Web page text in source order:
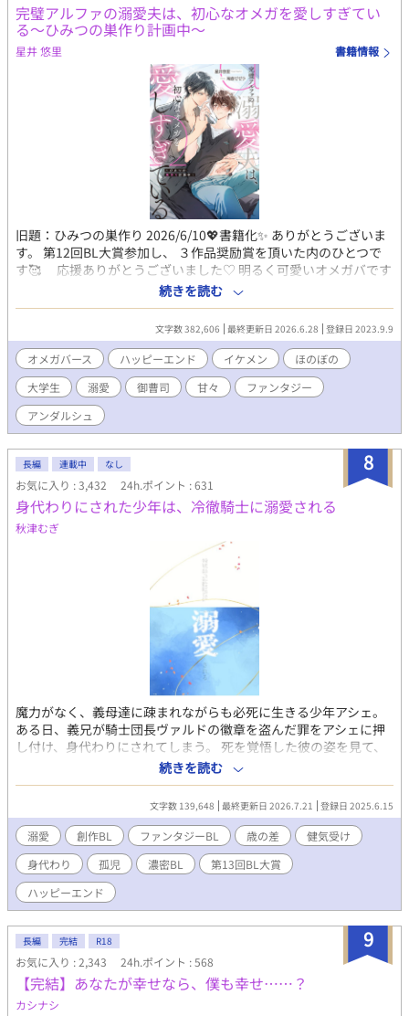
完璧アルファの溺愛夫は、初心なオメガを愛しすぎてい
る～ひみつの巣作り計画中～
星井 悠里 書籍情報
旧題：ひみつの巣作り 2026/6/10💖書籍化✨ ありがとうございま
す。 第12回BL大賞参加し、 ３作品奨励賞を頂いた内のひとつで
す🥰 応援ありがとうございました♡ 明るく可愛いオメガバです
♡ 学生結婚の夫夫🩵 仲良しです(*´艸`*) 【公式あらすじ】 あ
る日突然オメガに変性してしまった、元アルファの慧（けい）。
ヒートになっていたところを、かつてのライバルだった颯（はや
て）に助けられ、 そのまま彼と番になり、結婚までしてしまっ
た。 中高生時代によく競い合っていたけれど、夫になった颯は、
あの頃とは違って慧に 優しく、甘く蕩けるような愛をくれる。 慧
は颯との新婚生活をとても幸せに過ごしていたけれど、ある日ふ
と思った。 ――運命の番だから、相手のことを好きって思いこん
じゃってる……？ でもそれは嫌だった。ちゃんと颯と恋をし合
うして慧は颯にちゃんと恋をしてもらうべく、とある作戦を始め
る！ 新婚夫夫のあまあまオメガバースBL、ついに書籍化!!
◆◇◆ 2023/9/9投稿→9/10BLranking15位♡ 9/14 12位🥰
♡ ベスト10入りありがとうございます💖 9/20 ベスト5入り
🥰♡ BL大賞初日6位スタートでした。ありがとうございます☺️ 最
終結果8位でした🥰 ありがとうございました✨ ◇ ◇ ◇ ◇
2024年 またBL大賞参加します。完結できるといいな。よろしく
お願いします🩷 初日のrankingは３位でした✨ありがとうござい
ます( ﾉД`)🩷 2024/11/28 完結しました。 感想など、ありがとう
ございます。 意地っ張りな元αのΩくんが素直になってく様。可愛
続きを読む
文字数 382,606 最終更新日 2026.6.28 登録日 2023.9.9
オメガバース ハッピーエンド イケメン
ほのぼの
大学生
溺愛 御曹司 甘々
ファンタジー
アンダルシュ
8
長編 連載中 なし
お気に入り : 3,432 24h.ポイント : 631
身代わりにされた少年は、冷徹騎士に溺愛される
秋津むぎ
魔力がなく、義母達に疎まれながらも必死に生きる少年アシェ。
ある日、義兄が騎士団長ヴァルドの徽章を盗んだ罪をアシェに押
し付け、身代わりにされてしまう。 死を覚悟した彼の姿を見て、
冷徹な騎士ヴァルドは――？ 傷ついた少年と騎士の、温かい溺愛
物語。 第13回BL大賞奨励賞頂きました！ 最終17位でした！応援
ありがとうございます！
続きを読む
文字数 139,648 最終更新日 2026.7.21 登録日 2025.6.15
溺愛 創作BL ファンタジーBL 歳の差
健気受け
身代わり
孤児 濃密BL
第13回BL大賞
ハッピーエンド
9
長編 完結 R18
お気に入り : 2,343 24h.ポイント : 568
【完結】あなたが幸せなら、僕も幸せ……？
カシナシ